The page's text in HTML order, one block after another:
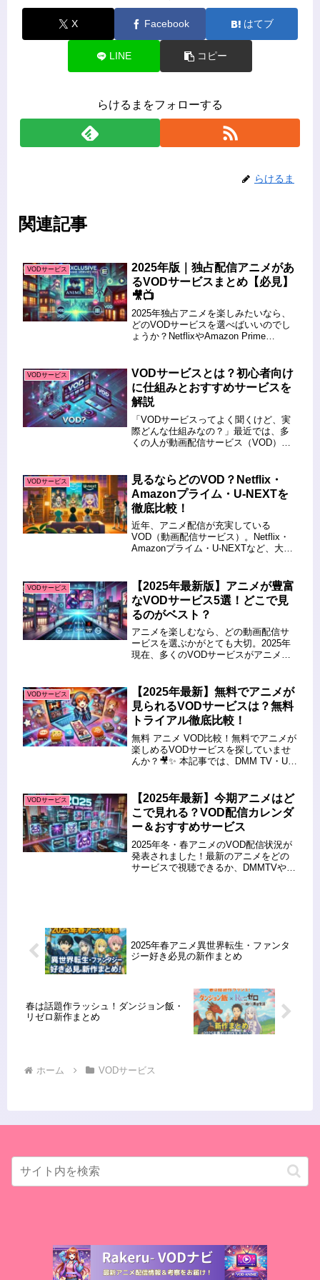
X Facebook はてブ
LINE コピー
らけるまをフォローする
らけるま
関連記事
VODサービス
2025年版｜独占配信アニメがあ
るVODサービスまとめ【必見】
🎥📺
2025年独占アニメを楽しみたいなら、
どのVODサービスを選べばいいのでし
ょうか？NetflixやAmazon Prime
詳しく紹介します。この記事を読め
ば、20...
VODサービス
VODサービスとは？初心者向け
に仕組みとおすすめサービスを
解説
「VODサービスってよく聞くけど、実
際どんな仕組みなの？」最近では、多
くの人が動画配信サービス（VOD）を
多くて迷うこともありますよね。本記
事では、VODの基本的な仕組みを初...
VODサービス
見るならどのVOD？Netflix・
Amazonプライム・U-NEXTを
徹底比較！
近年、アニメ配信が充実している
VOD（動画配信サービス）。Netflix・
Amazonプライム・U-NEXTなど、大手
を読むとわかること Netflix・Amazon
プ...
VODサービス
【2025年最新版】アニメが豊富
なVODサービス5選！どこで見
るのがベスト？
アニメを楽しむなら、どの動画配信サ
ービスを選ぶかがとても大切。2025年
現在、多くのVODサービスがアニメジ
は「【2025年最新版】アニメが豊富な
VODサービス5選！どこで...
VODサービス
【2025年最新】無料でアニメが
見られるVODサービスは？無料
トライアル徹底比較！
無料 アニメ VOD比較！無料でアニメが
楽しめるVODサービスを探していませ
んか？🎥✨ 本記事では、DMM TV・U-
解説します。 この記事を読むとわかる
こと...
VODサービス
【2025年最新】今期アニメはど
こで見れる？VOD配信カレンダ
ー＆おすすめサービス
2025年冬・春アニメのVOD配信状況が
発表されました！最新のアニメをどの
サービスで視聴できるか、DMMTVや
2025年春アニメ異世界転生・ファンタ
ジー好き必見の新作まとめ
春は話題作ラッシュ！ダンジョン飯・
リゼロ新作まとめ
ホーム VODサービス